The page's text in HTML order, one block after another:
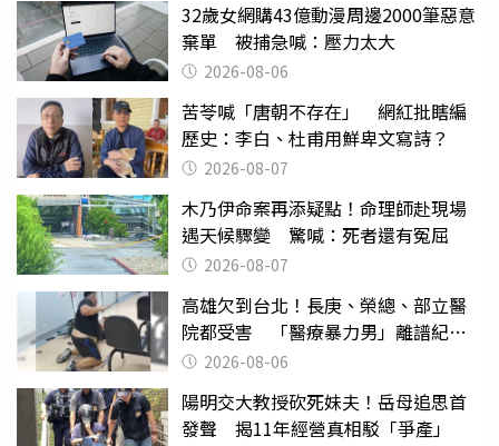
32歲女網購43億動漫周邊2000筆惡意
棄單 被捕急喊：壓力太大
2026-08-06
苦苓喊「唐朝不存在」 網紅批瞎編
歷史：李白、杜甫用鮮卑文寫詩？
2026-08-07
木乃伊命案再添疑點！命理師赴現場
遇天候驟變 驚喊：死者還有冤屈
2026-08-07
高雄欠到台北！長庚、榮總、部立醫
院都受害 「醫療暴力男」離譜紀錄
曝光2026-08-06
陽明交大教授砍死妹夫！岳母追思首
發聲 揭11年經營真相駁「爭產」